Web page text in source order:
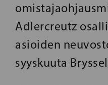
Adlercreutz
asioiden
syyskuuta